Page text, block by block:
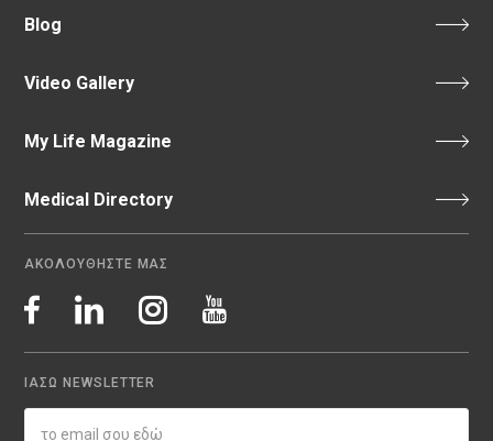
Blog
Video Gallery
My Life Magazine
Medical Directory
ΑΚΟΛΟΥΘΗΣΤΕ ΜΑΣ
ΙΑΣΩ NEWSLETTER